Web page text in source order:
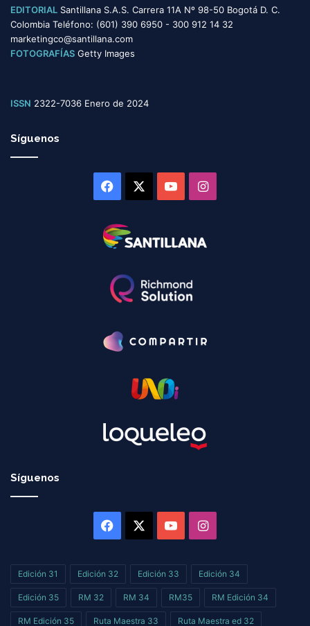
EDITORIAL Santillana S.A.S. Carrera 11A Nº 98-50 Bogotá D. C.
Colombia Teléfono: (601) 390 6950 - 300 912 14 32
marketingco@santillana.com
FOTOGRAFÍAS Getty Images
ISSN 2322-7036 Enero de 2024
Síguenos
Facebook YouTubeInstagram
Síguenos
Facebook YouTubeInstagram
Edición 31 Edición 32 Edición 33 Edición 34
Edición 35 RM 32 RM 34 RM35 RM Edición 34
RM Edición 35 Ruta Maestra 33 Ruta Maestra ed 32